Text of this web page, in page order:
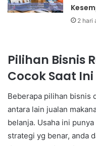
2 hari
Pilihan Bisnis
Cocok Saat Ini
Beberapa pilihan bisnis
antara lain jualan
belanja. Usaha ini
strategi yg benar, anda